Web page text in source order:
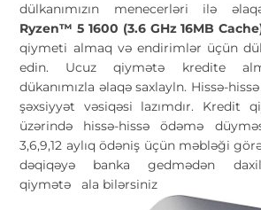
dülkanımızın menecerləri ilə
Ryzen™ 5 1600 (3.6 GHz 16MB
qiymeti almaq və endirimlər üçün
edin. Ucuz qiymətə kredite
dükanımızla əlaqə saxlayln. Hissə-
şəxsiyyət vəsiqəsi lazımdır. Kredit
üzərində hissə-hissə ödəmə
3,6,9,12 aylıq ödəniş üçün məbləği
dəqiqəyə banka gedmədən
qiymətə
ala bilərsiniz